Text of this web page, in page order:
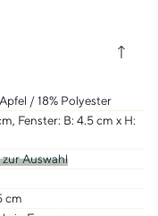
/ 18% Polyester
Fenster: B: 4.5 cm x H:
zur Auswahl
cm